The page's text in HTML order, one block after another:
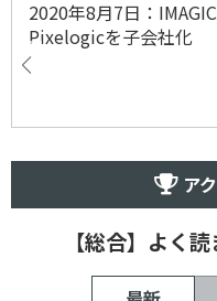
2020年8月7日：
Pixelogicを子会社化
ア
【総合】よく